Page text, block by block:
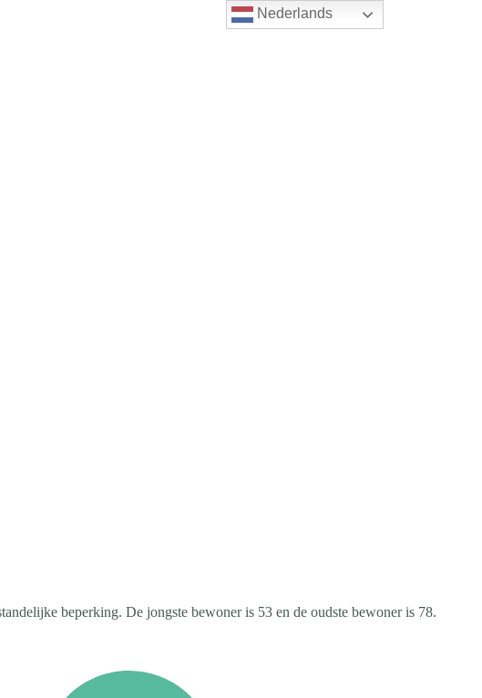
Nederlands
beperking. De jongste bewoner is 53 en de oudste bewoner is 78.